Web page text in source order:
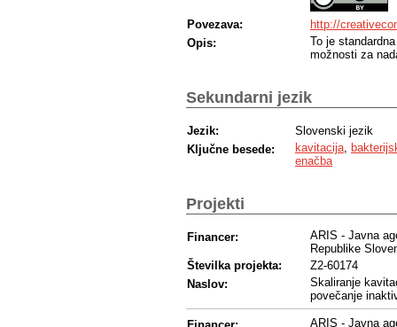
Povezava:
http://
Opis:
To je
možnosti za
Sekundarni jezik
Jezik:
Slovenski jezik
Ključne besede:
kavitacija
enačba
Projekti
Financer:
ARIS - Javna
Republike
Številka projekta:
Z2-60174
Naslov:
Skaliranje
povečanje
Financer:
ARIS - Javna